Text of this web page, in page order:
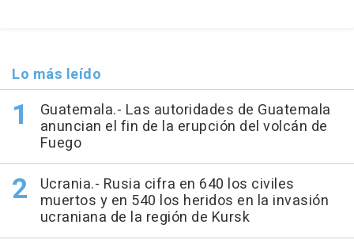
Lo más leído
Guatemala.- Las autoridades de Guatemala
anuncian el fin de la erupción del volcán de
Fuego
Ucrania.- Rusia cifra en 640 los civiles
muertos y en 540 los heridos en la invasión
ucraniana de la región de Kursk